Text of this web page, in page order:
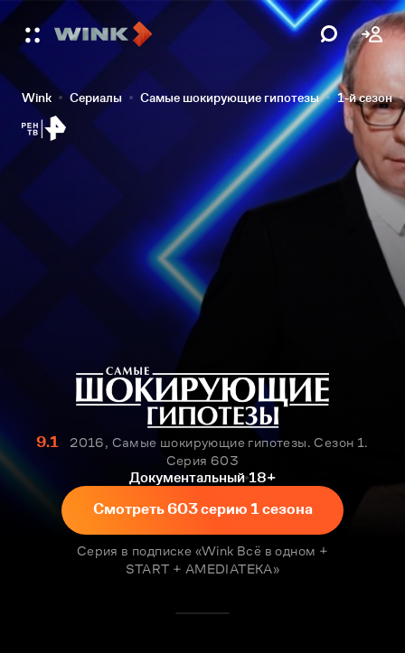
Wink Сериалы Самые шокирующие гипотезы 1-й сезон
9.1
2016, Самые шокирующие гипотезы. Сезон 1.
Серия 603
Документальный 18+
Смотреть 603 серию 1 сезона
Серия в подписке «Wink Всё в одном +
START + AMEDIATEKA»